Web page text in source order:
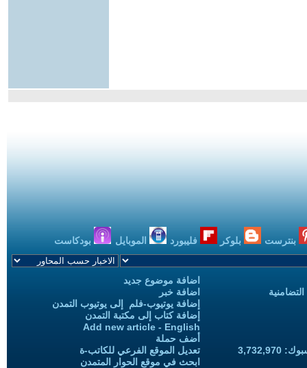
بنترست بلوكر فليبورد الموبايل بودكاست
اضافة موضوع جديد
اضافة خبر
إضافة يوتيوب-فلم إلى يوتيوب التمدن
إضافة كتاب إلى مكتبة التمدن
Add new article - English
أضف حملة
تعديل الموقع الفرعي للكاتب-ة
ابحث في موقع الحوار المتمدن